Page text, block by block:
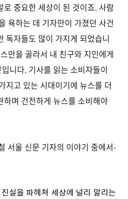
중요한 세상이 된 것이죠. 사람
욕하는 데 기자만이 가졌던 사건
독자들도 많이 가지게 되었습니
만을 골라서 내 친구와 지인에게
니다. 기사를 읽는 소비자들이
지고 있는 시대이기에 뉴스를 더
하며 건전하게 뉴스를 소비해야
서울 신문 기자의 이야기 중에서-
실을 파헤쳐 세상에 널리 알리는